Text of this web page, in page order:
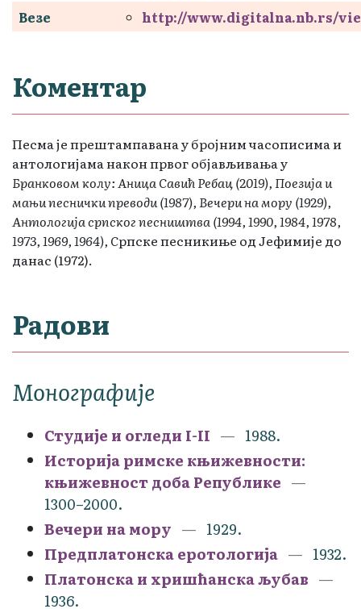
Везе
http://www.digitalna.nb.rs/view/
Коментар
Песма је прештампавана у бројним часописима и
антологијама након првог објављивања у
Бранковом колу: Аница Савић Ребац (2019), Поезија и
мањи песнички преводи (1987), Вечери на мору (1929),
Антологија српског песништва (1994, 1990, 1984, 1978,
1973, 1969, 1964), Српске песникиње од Јефимије до
данас (1972).
Радови
Монографије
Студије и огледи I-II
1988.
Историја римске књижевности:
књижевност доба Републике
1300–2000.
Вечери на мору
1929.
Предплатонска еротологија
1932.
Платонска и хришћанска љубав
1936.